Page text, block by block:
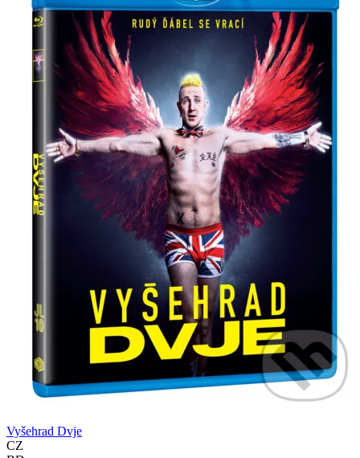
Vyšehrad Dvje
CZ